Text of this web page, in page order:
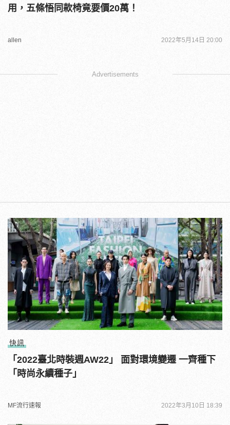
用，五條悟同款椅竟要價20萬！
allen 2022年5月14日 20:00
Advertisements
快訊
「2022臺北時裝週AW22」 面對環境變遷 一齊種下
「時尚永續種子」
MF流行速報 2022年3月10日 18:39